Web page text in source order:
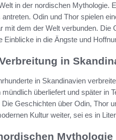
in der nordischen Mythologie.
Odin und Thor spielen
mit dem der Welt verbunden.
in die Ängste und
in
in Skandinavien
überliefert und später in
Geschichten über Odin, Thor
Kultur weiter, sei es in
Mythologie